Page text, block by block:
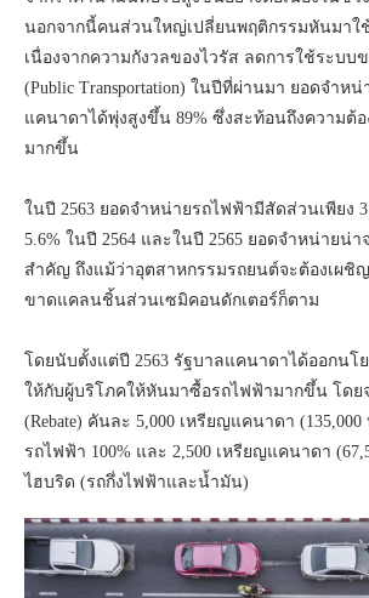
นอกจากนี้คนส่วนใหญ่เปลี่ยนพฤติกรรมหันมาใ
เนื่องจากความกังวลของไวรัส ลดการใช้ระบ
(Public Transportation) ในปีที่ผ่านมา ยอดจำห
แคนาดาได้พุ่งสูงขึ้น 89% ซึ่งสะท้อนถึงความต้
มากขึ้น
ในปี 2563 ยอดจำหน่ายรถไฟฟ้ามีสัดส่วนเพียง
5.6% ในปี 2564 และในปี 2565 ยอดจำหน่ายน่า
สำคัญ ถึงแม้ว่าอุตสาหกรรมรถยนต์จะต้องเผชิ
ขาดแคลนชิ้นส่วนเซมิคอนดักเตอร์ก็ตาม
โดยนับตั้งแต่ปี 2563 รัฐบาลแคนาดาได้ออกนโ
ให้กับผู้บริโภคให้หันมาซื้อรถไฟฟ้ามากขึ้น โดย
(Rebate) คันละ 5,000 เหรียญแคนาดา
รถไฟฟ้า 100% และ 2,500 เหรียญแคนาดา
ไฮบริด (รถกึ่งไฟฟ้าและน้ำมัน)